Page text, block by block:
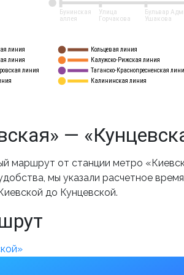
линия
линия
линия
Кольцевая линия
Калужско-Рижская линия
Таганско-Краснопресненская
Калининская линия
Бульвар
Ушакова
Улица
Горчакова
Бунинская
аллея
—
маршрут от станции метро
мы указали расчетное
до Кунцевской.